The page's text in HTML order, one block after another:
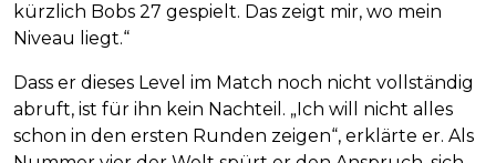
kürzlich Bobs 27 gespielt. Das zeigt mir, wo mein
Niveau liegt.“
Dass er dieses Level im Match noch nicht vollständig
abruft, ist für ihn kein Nachteil. „Ich will nicht alles
schon in den ersten Runden zeigen“, erklärte er. Als